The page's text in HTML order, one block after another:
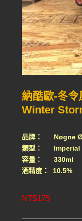
納酷歐-冬
Winter
品牌： Nøgne Ø
類型： Imperial
容量： 330ml
酒精度： 10.5%
NT$175